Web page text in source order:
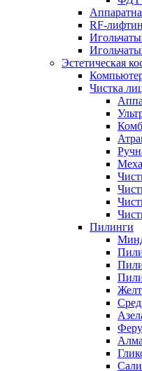
RF-
Эстетическая
Чистка
Пилинги